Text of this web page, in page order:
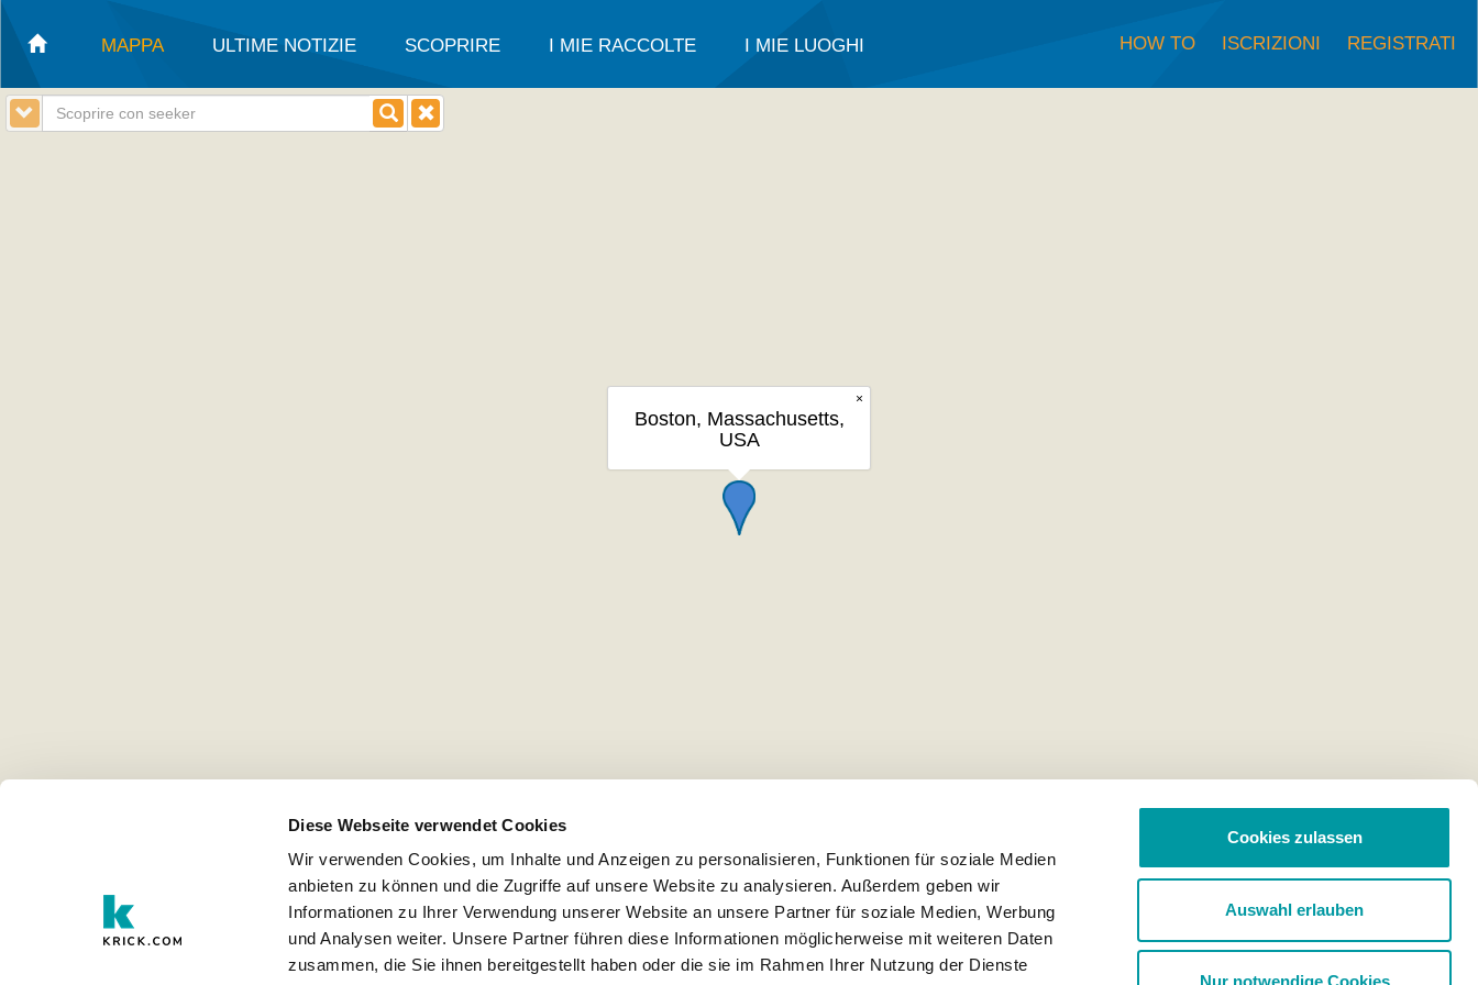
Diese Webseite verwendet Cookies
Wir verwenden Cookies, um Inhalte und Anzeigen zu personalisieren, Funktionen für soziale Medien
anbieten zu können und die Zugriffe auf unsere Website zu analysieren. Außerdem geben wir
Informationen zu Ihrer Verwendung unserer Website an unsere Partner für soziale Medien, Werbung
und Analysen weiter. Unsere Partner führen diese Informationen möglicherweise mit weiteren Daten
zusammen, die Sie ihnen bereitgestellt haben oder die sie im Rahmen Ihrer Nutzung der Dienste
Cookies zulassen
Auswahl erlauben
Nur notwendige Cookies
MAPPA ULTIME NOTIZIE SCOPRIRE I MIE RACCOLTE I MIE LUOGHI HOW TO ISCRIZIONI REGISTRATI
×
Boston, Massachusetts,
USA